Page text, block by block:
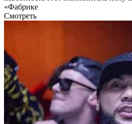
«Фабрике
Смотреть